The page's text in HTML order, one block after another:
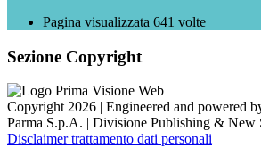
Pagina visualizzata 641 volte
Sezione Copyright
Copyright 2026 | Engineered and powered
Parma S.p.A. | Divisione Publishing & New
Disclaimer trattamento dati personali